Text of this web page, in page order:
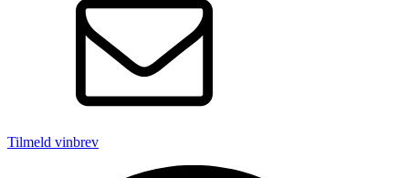
Tilmeld vinbrev